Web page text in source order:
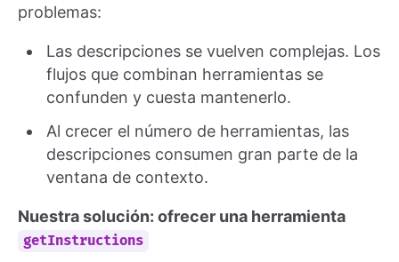
problemas:
Las descripciones se vuelven complejas. Los
flujos que combinan herramientas se
confunden y cuesta mantenerlo.
Al crecer el número de herramientas, las
descripciones consumen gran parte de la
ventana de contexto.
Nuestra solución: ofrecer una herramienta
getInstructions